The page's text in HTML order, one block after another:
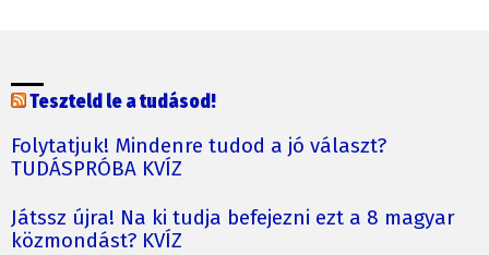
Teszteld le a tudásod!
Folytatjuk! Mindenre tudod a jó választ?
TUDÁSPRÓBA KVÍZ
Játssz újra! Na ki tudja befejezni ezt a 8 magyar
közmondást? KVÍZ